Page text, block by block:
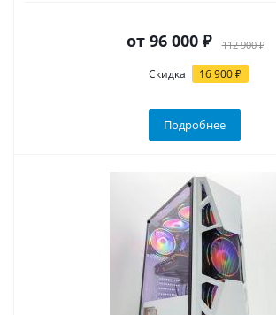
от 96 000 ₽ 112 900 ₽
Скидка 16 900 ₽
Подробнее